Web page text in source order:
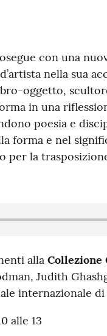
con una
nella sua
oggetto,
in una
poesia e
forma e nel
per la
alla Collezione
Judith
internazionale
alle 13